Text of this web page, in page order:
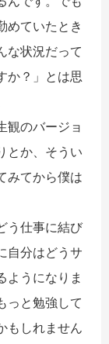
めていたとき
な状況だって
か？」とは思
観のバージョ
とか、そうい
みてから僕は
う仕事に結び
自分はどうサ
ようになりま
っと勉強して
もしれません